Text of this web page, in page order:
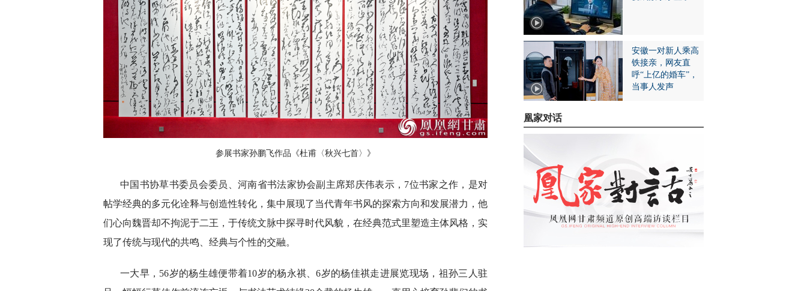
参展书家孙鹏飞作品《杜甫〈秋兴七首〉》
中国书协草书委员会委员、河南省书法家协会副主席郑庆伟表示，7位书家之作，是对
帖学经典的多元化诠释与创造性转化，集中展现了当代青年书风的探索方向和发展潜力，他
们心向魏晋却不拘泥于二王，于传统文脉中探寻时代风貌，在经典范式里塑造主体风格，实
现了传统与现代的共鸣、经典与个性的交融。
一大早，56岁的杨生雄便带着10岁的杨永祺、6岁的杨佳祺走进展览现场，祖孙三人驻
安徽一对新人乘高
铁接亲，网友直
呼“上亿的婚车”，
当事人发声
凰家对话